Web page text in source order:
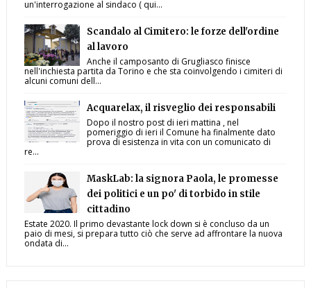
un'interrogazione al sindaco ( qui...
Scandalo al Cimitero: le forze dell'ordine
al lavoro
Anche il camposanto di Grugliasco finisce
nell'inchiesta partita da Torino e che sta coinvolgendo i cimiteri di
alcuni comuni dell...
Acquarelax, il risveglio dei responsabili
Dopo il nostro post di ieri mattina , nel
pomeriggio di ieri il Comune ha finalmente dato
prova di esistenza in vita con un comunicato di
re...
MaskLab: la signora Paola, le promesse
dei politici e un po' di torbido in stile
cittadino
Estate 2020. Il primo devastante lock down si è concluso da un
paio di mesi, si prepara tutto ciò che serve ad affrontare la nuova
ondata di...